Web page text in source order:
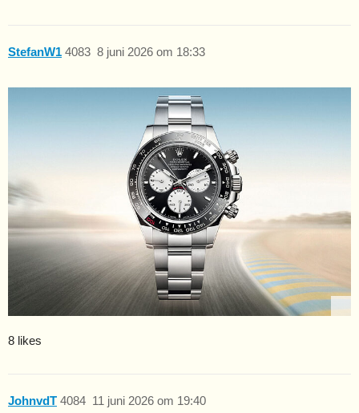
StefanW1 8 juni 2026 om 18:33
4083
8 likes
JohnvdT 11 juni 2026 om 19:40
4084